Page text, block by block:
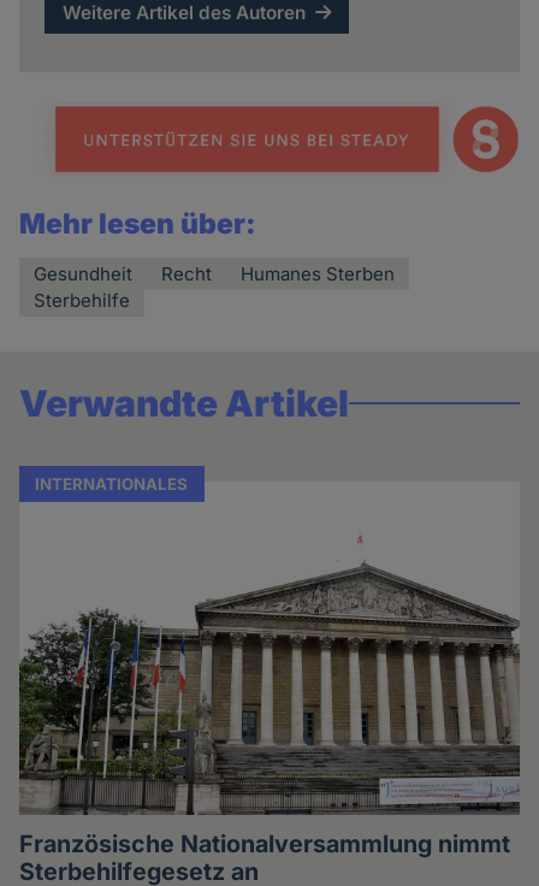
Weitere Artikel des Autoren
Mehr lesen über:
Gesundheit Recht
Humanes Sterben
Sterbehilfe
Verwandte Artikel
INTERNATIONALES
Französische Nationalversammlung nimmt
Sterbehilfegesetz an